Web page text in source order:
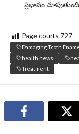
ప్రభావం
Page courts 727
Damaging Tooth
health news
Treatment